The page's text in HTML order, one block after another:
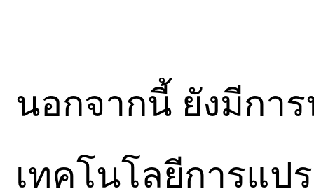
นอกจากนี้ ยังมีกา
เทคโนโลยีการแป